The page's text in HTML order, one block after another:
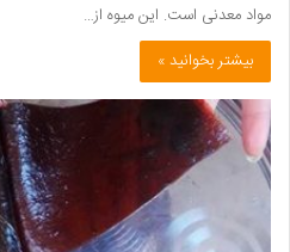
مواد معدنی است. این میوه از…
بیشتر بخوانید »